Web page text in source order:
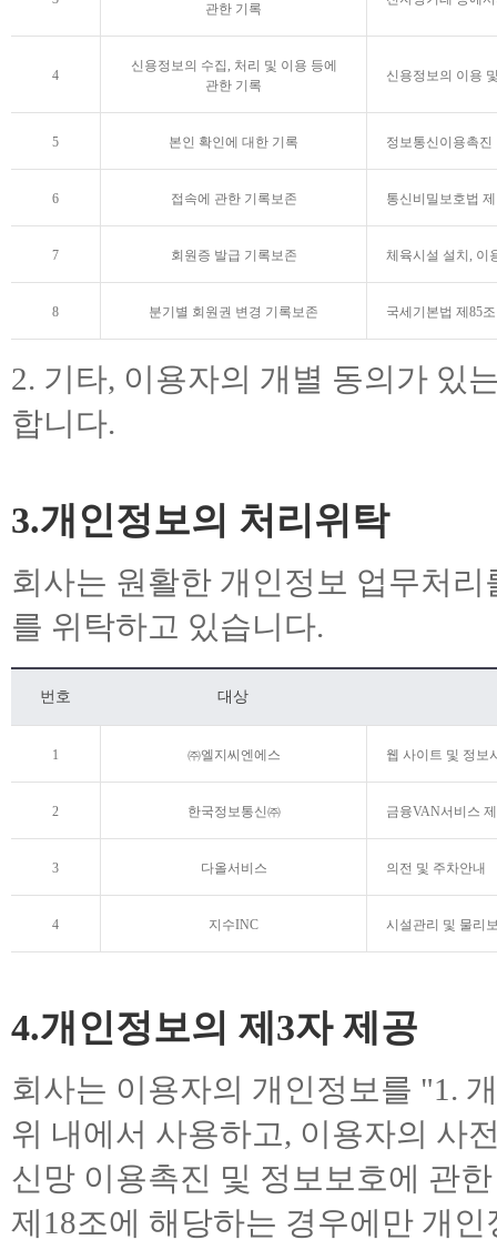
관한 기록
4
신용정보의 수집, 처리 및 이용 등에
관한 기록
신용정보의 이용
5 본인 확인에 대한 기록 정보통신이용촉진
6 접속에 관한 기록보존 통신비밀보호법
7 회원증 발급 기록보존 체육시설 설치, 이
8 분기별 회원권 변경 기록보존 국세기본법 제85
2. 기타, 이용자의 개별 동의가 있
합니다.
3.개인정보의 처리위탁
회사는 원활한 개인정보 업무처
를 위탁하고 있습니다.
번호 대상
1 ㈜엘지씨엔에스 웹 사이트 및 정보
2 한국정보통신㈜ 금융VAN서비스
3 다올서비스 의전 및 주차안내
4 지수INC 시설관리 및 물리
4.개인정보의 제3자 제공
회사는 이용자의 개인정보를 "1.
위 내에서 사용하고, 이용자의 사
신망 이용촉진 및 정보보호에 관
제18조에 해당하는 경우에만 개